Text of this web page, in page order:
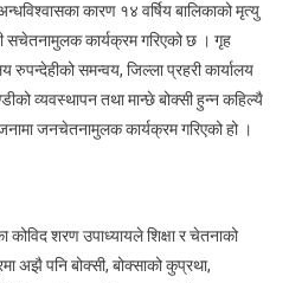
कुप्रथा
उन्मुलन
अभियान
कारण १४ वर्षिय बालिकाको मृत्यु
सचेतनामुलक कार्यक्रम गरिएको छ । गृह
रुपन्देहीको समन्वय, जिल्ला प्रहरी कार्यालय
व्यवस्थापन तथा मान्छे बोक्सी हुन्न कहिल्यै
जनचेतनामुलक कार्यक्रम गरिएको हो ।
शरण उपाध्यायले शिक्षा र चेतनाको
अझै पनि बोक्सी, बोक्साको कुप्रथा,